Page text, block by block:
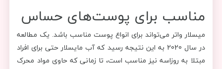
مناسب برای پوست‌های حساس
میسلار واتر می‌تواند برای انواع پوست مناسب باشد. یک مطالعه
در سال 2020 به این نتیجه رسید که آب مایسلار حتی برای افراد
مبتلا به روزاسه نیز مناسب است، تا زمانی که حاوی مواد محرک